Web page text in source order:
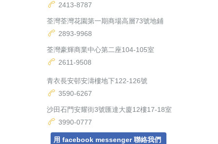
2413-8787
荃灣荃灣花園第一期商場高層73號地鋪
2893-9968
荃灣豪輝商業中心第二座104-105室
2611-9508
青衣長安邨安濤樓地下122-126號
3590-6267
沙田石門安耀街3號匯達大廈12樓17-18室
3990-0777
用 facebook messenger 聯絡我們